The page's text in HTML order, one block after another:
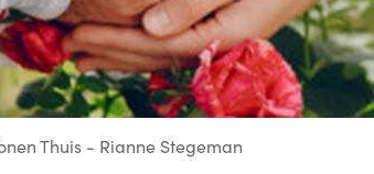
Thuis - Rianne Stegeman